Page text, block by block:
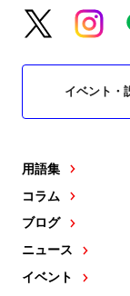
用語集
コラム
ブログ
ニュース
イベント
イベント・